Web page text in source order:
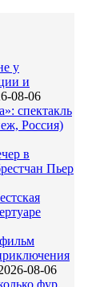
у
и
08-06
спектакль
Россия)
в
Пьер
08-06